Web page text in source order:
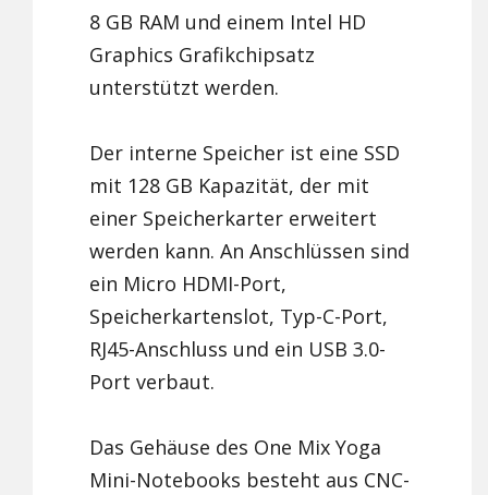
8 GB RAM und einem Intel HD
Graphics Grafikchipsatz
unterstützt werden.
Der interne Speicher ist eine SSD
mit 128 GB Kapazität, der mit
einer Speicherkarter erweitert
werden kann. An Anschlüssen sind
ein Micro HDMI-Port,
Speicherkartenslot, Typ-C-Port,
RJ45-Anschluss und ein USB 3.0-
Port verbaut.
Das Gehäuse des One Mix Yoga
Mini-Notebooks besteht aus CNC-